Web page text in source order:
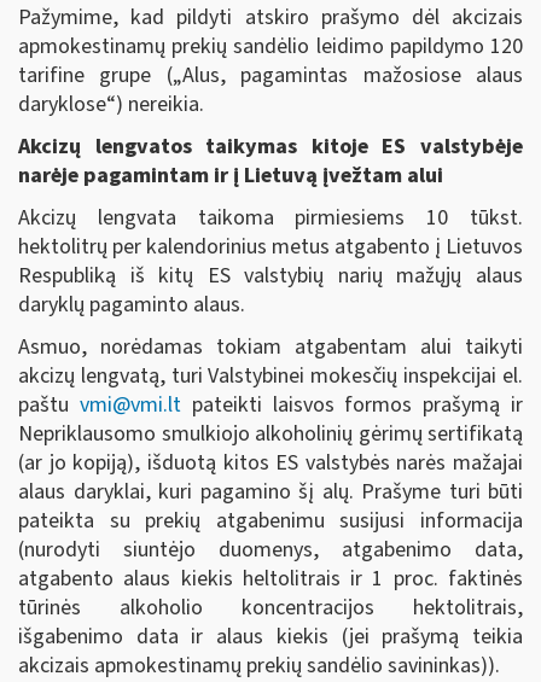
Pažymime, kad pildyti atskiro prašymo dėl akcizais
apmokestinamų prekių sandėlio leidimo papildymo 120
tarifine grupe („Alus, pagamintas mažosiose alaus
daryklose“) nereikia.
Akcizų lengvatos taikymas kitoje ES valstybėje
narėje pagamintam ir į Lietuvą įvežtam alui
Akcizų lengvata taikoma pirmiesiems 10 tūkst.
hektolitrų per kalendorinius metus atgabento į Lietuvos
Respubliką iš kitų ES valstybių narių mažųjų alaus
daryklų pagaminto alaus.
Asmuo, norėdamas tokiam atgabentam alui taikyti
akcizų lengvatą, turi Valstybinei mokesčių inspekcijai el.
paštu vmi@vmi.ltpateikti laisvos formos prašymą ir
Nepriklausomo smulkiojo alkoholinių gėrimų sertifikatą
(ar jo kopiją), išduotą kitos ES valstybės narės mažajai
alaus daryklai, kuri pagamino šį alų. Prašyme turi būti
pateikta su prekių atgabenimu susijusi informacija
(nurodyti siuntėjo duomenys, atgabenimo data,
atgabento alaus kiekis heltolitrais ir 1 proc. faktinės
tūrinės alkoholio koncentracijos hektolitrais,
išgabenimo data ir alaus kiekis (jei prašymą teikia
akcizais apmokestinamų prekių sandėlio savininkas)).